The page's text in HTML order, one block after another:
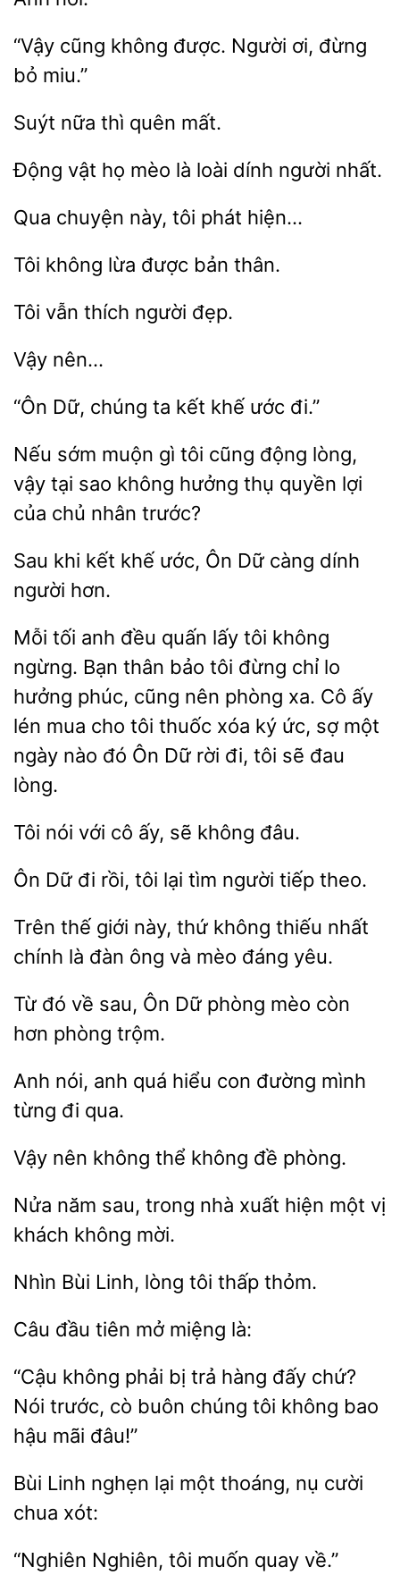
“Vậy cũng được. Người
đừng
bỏ
thì mất.
Động họ mèo loài dính người
Qua tôi phát
Tôi lừa thân.
vẫn thích
“Ôn Dữ, chúng ta đi.”
sớm muộn gì tôi cũng
lòng,
vậy tại sao không hưởng
quyền lợi
của chủ nhân trước?
Sau khi kết ước, Ôn Dữ
dính
người
Mỗi tối anh đều quấn lấy tôi không
ngừng. Bạn thân bảo tôi đừng chỉ lo
phúc, cũng
phòng xa.
ấy
lén mua cho tôi thuốc xóa ký ức, sợ một
ngày nào đó Ôn Dữ rời đi, tôi sẽ đau
lòng.
Tôi với sẽ không đâu.
Dữ đi rồi, lại người tiếp theo.
thế giới này,
không thiếu nhất
là đàn ông và mèo đáng yêu.
Từ đó về sau, Dữ
mèo còn
phòng trộm.
Anh nói, anh con
mình
từng đi qua.
không thể không đề
năm sau,
nhà xuất hiện một vị
khách không
Nhìn Bùi thấp thỏm.
đầu mở là:
“Cậu
bị trả hàng đấy chứ?
Nói trước, cò buôn
tôi không bao
hậu mãi đâu!”
Bùi Linh lại
nụ cười
chua xót:
tôi quay về.”